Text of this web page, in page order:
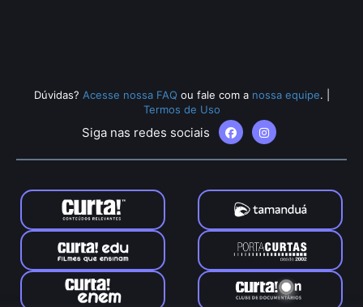
Dúvidas? Acesse nossa FAQ ou fale com a nossa equipe.
Termos de Uso
Siga nas redes sociais